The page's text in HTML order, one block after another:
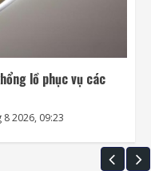
lồ phục vụ các
8 2026, 09:23